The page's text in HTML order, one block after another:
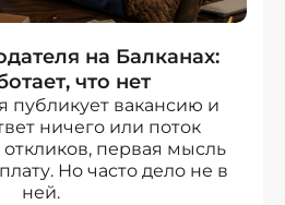
на Балканах:
что нет
публикует вакансию и
ничего или поток
первая мысль
Но часто дело не в
ней.